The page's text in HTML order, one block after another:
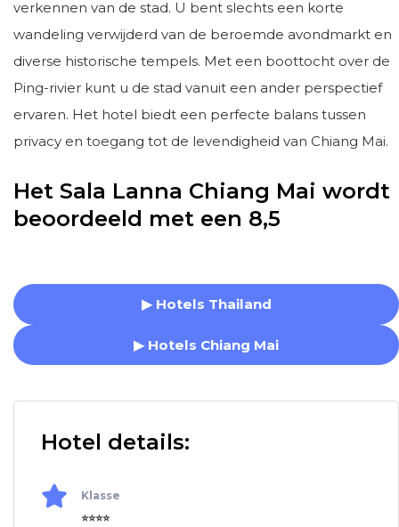
verkennen van de stad. U bent slechts een korte
wandeling verwijderd van de beroemde avondmarkt en
diverse historische tempels. Met een boottocht over de
Ping-rivier kunt u de stad vanuit een ander perspectief
ervaren. Het hotel biedt een perfecte balans tussen
privacy en toegang tot de levendigheid van Chiang Mai.
Het Sala Lanna Chiang Mai wordt
beoordeeld met een 8,5
▶ Hotels Thailand
▶ Hotels Chiang Mai
Hotel details:
Klasse
⭐⭐⭐⭐